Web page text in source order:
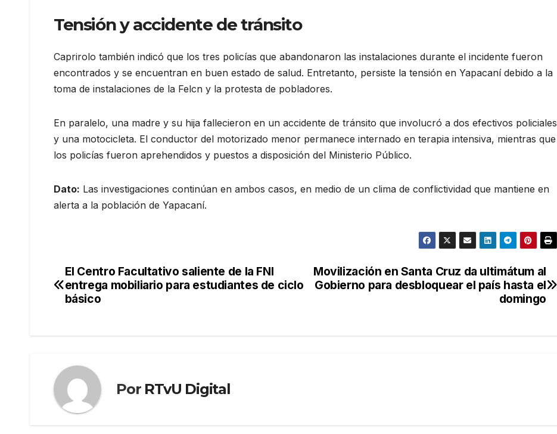
Tensión y accidente de tránsito
Caprirolo también indicó que los tres policías que abandonaron las instalaciones durante el incidente fueron
encontrados y se encuentran en buen estado de salud. Entretanto, persiste la tensión en Yapacaní debido a la
toma de instalaciones de la Felcn y la protesta de pobladores.
En paralelo, una madre y su hija fallecieron en un accidente de tránsito que involucró a dos efectivos policiales
y una motocicleta. El conductor del motorizado menor permanece internado en terapia intensiva, mientras que
los policías fueron aprehendidos y puestos a disposición del Ministerio Público.
Dato: Las investigaciones continúan en ambos casos, en medio de un clima de conflictividad que mantiene en
alerta a la población de Yapacaní.
Navegación
de
Movilización en Santa Cruz da ultimátum al
Gobierno para desbloquear el país hasta el
domingo
El Centro Facultativo saliente de la FNI
entrega mobiliario para estudiantes de ciclo
básico
Por RTvU Digital